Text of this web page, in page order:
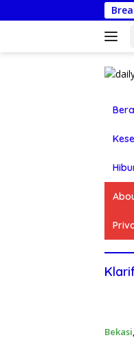
ke
Semarak HUT RI
Bekasi,